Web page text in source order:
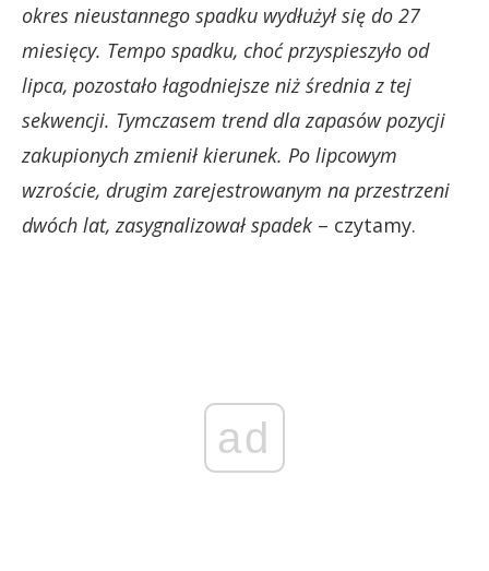
okres nieustannego spadku wydłużył się do 27
miesięcy. Tempo spadku, choć przyspieszyło od
lipca, pozostało łagodniejsze niż średnia z tej
sekwencji. Tymczasem trend dla zapasów pozycji
zakupionych zmienił kierunek. Po lipcowym
wzroście, drugim zarejestrowanym na przestrzeni
dwóch lat, zasygnalizował spadek – czytamy.
ad